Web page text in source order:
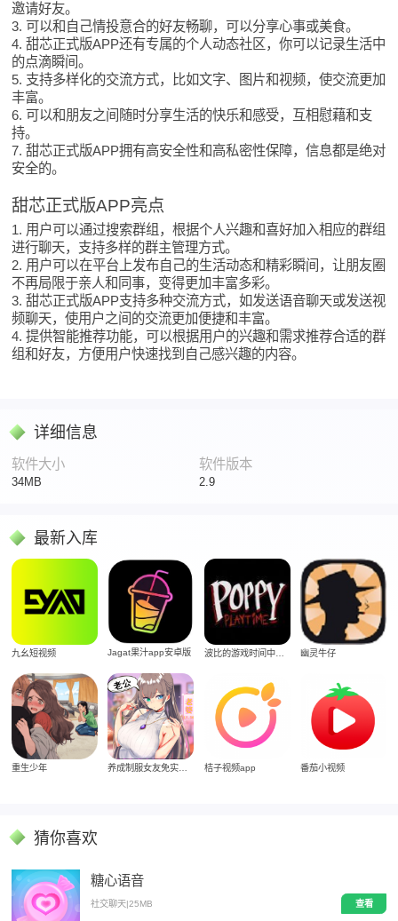
邀请好友。
3. 可以和自己情投意合的好友畅聊，可以分享心事或美食。
4. 甜芯正式版APP还有专属的个人动态社区，你可以记录生活中
的点滴瞬间。
5. 支持多样化的交流方式，比如文字、图片和视频，使交流更加
丰富。
6. 可以和朋友之间随时分享生活的快乐和感受，互相慰藉和支
持。
7. 甜芯正式版APP拥有高安全性和高私密性保障，信息都是绝对
安全的。
甜芯正式版APP亮点
1. 用户可以通过搜索群组，根据个人兴趣和喜好加入相应的群组
进行聊天，支持多样的群主管理方式。
2. 用户可以在平台上发布自己的生活动态和精彩瞬间，让朋友圈
不再局限于亲人和同事，变得更加丰富多彩。
3. 甜芯正式版APP支持多种交流方式，如发送语音聊天或发送视
频聊天，使用户之间的交流更加便捷和丰富。
4. 提供智能推荐功能，可以根据用户的兴趣和需求推荐合适的群
组和好友，方便用户快速找到自己感兴趣的内容。
详细信息
软件大小
34MB
软件版本
2.9
最新入库
九幺短视频 Jagat果汁app安卓版 波比的游戏时间中文版 幽灵牛仔
重生少年 桔子视频app 番茄小视频
猜你喜欢
糖心语音
社交聊天|25MB 查看